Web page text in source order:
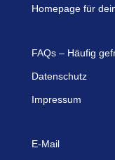
Homepage für
FAQs – Häufig
Datenschutz
Impressum
E-Mail